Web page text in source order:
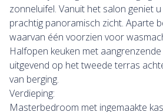
zonneluifel. Vanuit het salon geniet
prachtig panoramisch zicht. Aparte
waarvan één voorzien voor
Halfopen keuken met
uitgevend op het tweede terras
van berging.
Verdieping:
Masterbedroom met ingemaakte